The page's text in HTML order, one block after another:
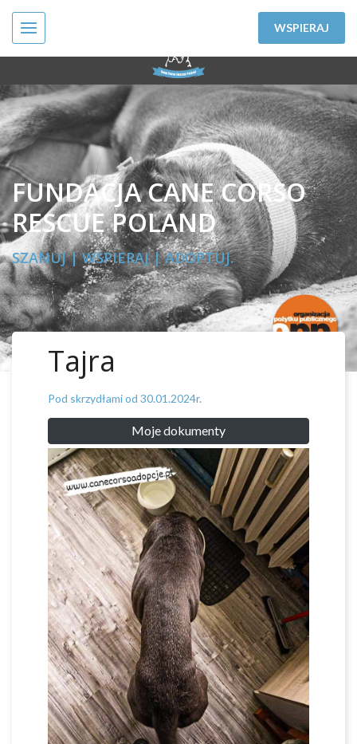
WSPIERAJ
FUNDACJA CANE CORSO
RESCUE POLAND
SZANUJ | WSPIERAJ | ADOPTUJ.
Tajra
Pod skrzydłami od 30.01.2024r.
Moje dokumenty